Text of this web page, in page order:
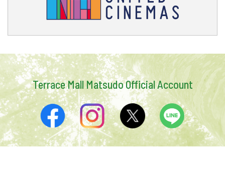
Terrace Mall Matsudo Official Account